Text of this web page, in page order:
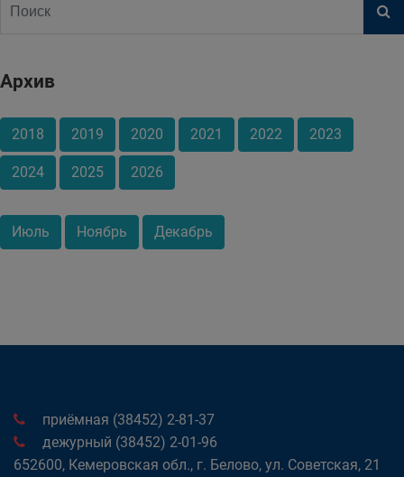
Архив
2018 2019 2020 2021 2022 2023
2024 2025 2026
Июль Ноябрь Декабрь
приёмная (38452) 2-81-37
дежурный (38452) 2-01-96
652600, Кемеровская обл., г. Белово, ул. Советская, 21